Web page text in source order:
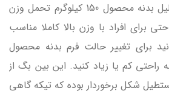
تحمل کنند. به همین دلیل بدنه محصول 150 کیلوگرم تحمل وزن
برای افراد با وزن بالا کاملا مناسب
برای تغییر حالت فرم بدنه محصول
راحتی کم یا زیاد کنید. این بین بگ از
شکل برخوردار بوده که تیکه گاهی